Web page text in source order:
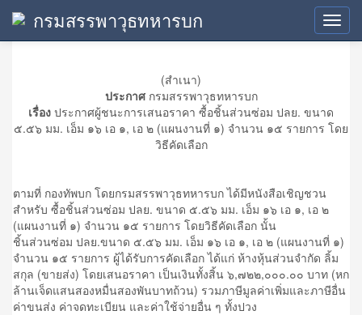
กรมสรรพาวุธทหารบก
ประกาศผู้ชนะการเสนอราคา
(สำเนา)
ประกาศกรมสรรพาวุธทหารบก
เรื่อง ประกาศผู้ชนะการเสนอราคา ซื้อชิ้นส่วนซ่อม ปลย. ขนาด
๕.๕๖ มม. เอ็ม ๑๖ เอ ๑, เอ ๒ (แผนงานที่ ๑) จำนวน ๑๕ รายการ โดย
วิธีคัดเลือก
ตามที่ กองทัพบก โดยกรมสรรพาวุธทหารบก ได้มีหนังสือเชิญชวน
สำหรับ ซื้อชิ้นส่วนซ่อม ปลย. ขนาด ๕.๕๖ มม. เอ็ม ๑๖ เอ ๑, เอ ๒
(แผนงานที่ ๑) จำนวน ๑๕ รายการ โดยวิธีคัดเลือก นั้น
ชิ้นส่วนซ่อม ปลย.ขนาด ๕.๕๖ มม. เอ็ม ๑๖ เอ ๑, เอ ๒ (แผนงานที่ ๑)
จำนวน ๑๕ รายการ ผู้ได้รับการคัดเลือก ได้แก่ ห้างหุ้นส่วนจำกัด ลิ้ม
สกุล (ขายส่ง) โดยเสนอราคา เป็นเงินทั้งสิ้น ๖,๗๒๒,๐๐๐.๐๐ บาท (หก
ล้านเจ็ดแสนสองหมื่นสองพันบาทถ้วน) รวมภาษีมูลค่าเพิ่มและภาษีอื่น
ค่าขนส่ง ค่าจดทะเบียน และค่าใช้จ่ายอื่น ๆ ทั้งปวง